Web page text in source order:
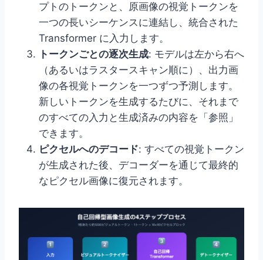
プトのトークンと、原画像の視覚トークンを
一つの長いシーケンスに連結し、統合された
Transformer に入力します。
トークンごとの逐次生成: モデルは左から右へ
（あるいはラスタースキャン順に）、出力画
像の各視覚トークンを一つずつ予測します。
新しいトークンを生成するたびに、それまで
のすべての入力と生成済みの内容を「参照」
できます。
ピクセルへのデコード: すべての視覚トークン
が生成された後、デコーダーを通じて最終的
なピクセル画像に復元されます。